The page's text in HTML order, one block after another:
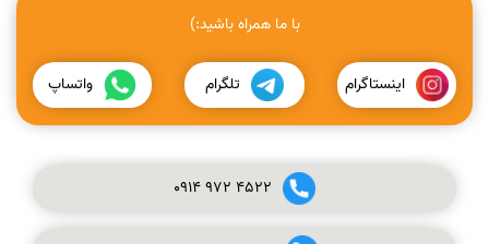
با ما همراه باشید:)
اینستاگرام تلگرام واتساپ
0914972 4522